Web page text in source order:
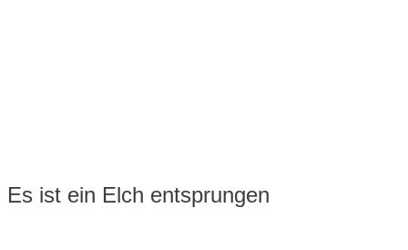
Es ist ein Elch entsprungen